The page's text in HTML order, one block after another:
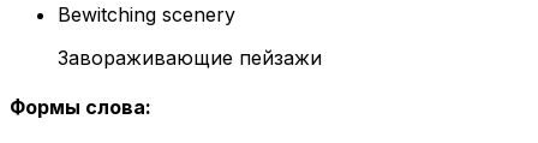
Bewitching scenery
Завораживающие пейзажи
Формы слова: